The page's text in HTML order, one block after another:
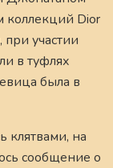
Dior
участии
в туфлях
была в
клятвами, на
сообщение о